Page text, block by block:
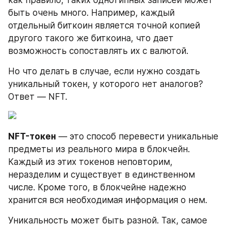
быть очень много. Например, каждый
отдельный биткоин является точной копией
другого такого же биткоина, что дает
возможность сопоставлять их с валютой.
Но что делать в случае, если нужно создать
уникальный токен, у которого нет аналогов?
Ответ — NFT.
NFT-токен — это способ перевести уникальные
предметы из реального мира в блокчейн.
Каждый из этих токенов неповторим,
неразделим и существует в единственном
числе. Кроме того, в блокчейне надежно
хранится вся необходимая информация о нем.
Уникальность может быть разной. Так, самое